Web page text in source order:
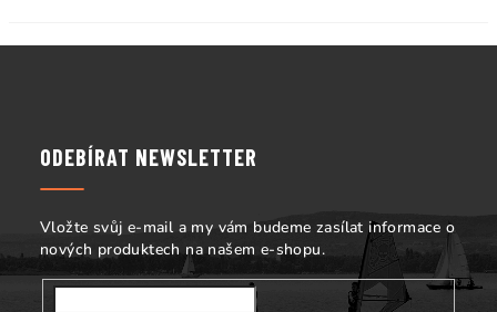
ODEBÍRAT NEWSLETTER
Vložte svůj e-mail a my vám budeme zasílat informace o
nových produktech na našem e-shopu.